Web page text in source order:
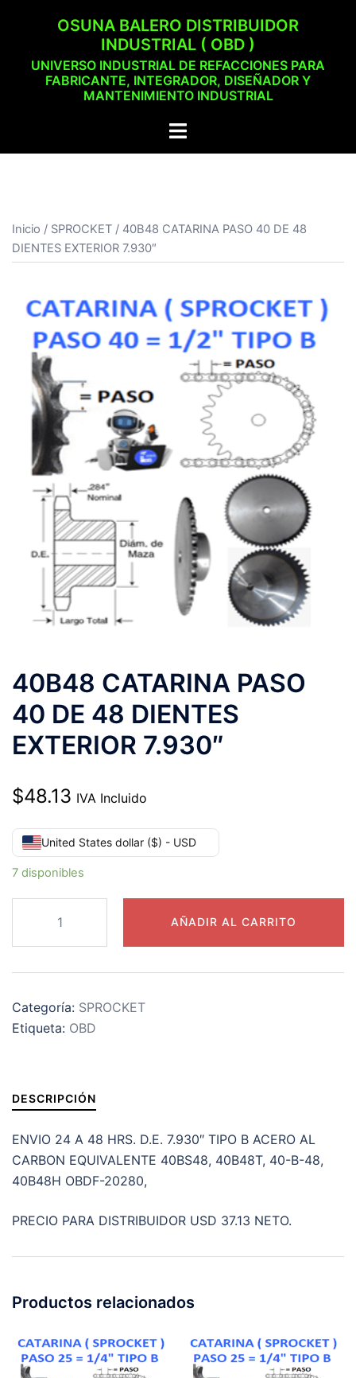
OSUNA BALERO DISTRIBUIDOR
INDUSTRIAL ( OBD )
UNIVERSO INDUSTRIAL DE REFACCIONES PARA
FABRICANTE, INTEGRADOR, DISEÑADOR Y
MANTENIMIENTO INDUSTRIAL
Alternar
Inicio / SPROCKET / 40B48 CATARINA PASO 40 DE 48
DIENTES EXTERIOR 7.930″
40B48 CATARINA PASO
40 DE 48 DIENTES
EXTERIOR 7.930″
$48.13 IVA Incluido
United States dollar ($) - USD
7 disponibles
CATARINA
PASO
40
48
DIENTES
cantidad
AÑADIR AL CARRITO
Categoría: SPROCKET
Etiqueta: OBD
DESCRIPCIÓN
ENVIO 24 A 48 HRS. D.E. 7.930″ TIPO B ACERO AL
CARBON EQUIVALENTE 40BS48, 40B48T, 40-B-48,
40B48H OBDF-20280,
PRECIO PARA DISTRIBUIDOR USD 37.13 NETO.
Productos relacionados